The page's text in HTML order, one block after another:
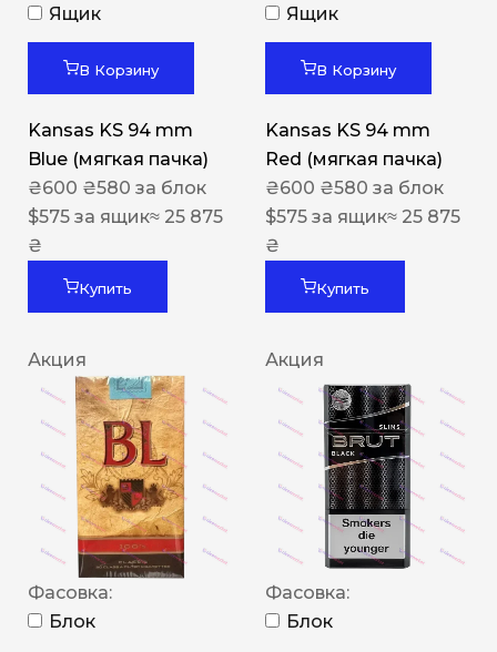
Ящик
В Корзину
Kansas KS 94 mm
Blue (мягкая пачка)
₴600 ₴580 за блок
$575 за ящик≈ 25 875
₴
Купить
Ящик
В Корзину
Kansas KS 94 mm
Red (мягкая пачка)
₴600 ₴580 за блок
$575 за ящик≈ 25 875
₴
Купить
Акция
Фасовка:
Блок
Акция
Фасовка:
Блок